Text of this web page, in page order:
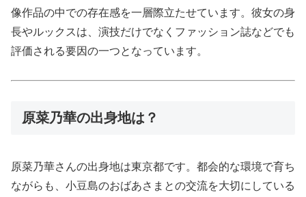
像作品の中での存在感を一層際立たせています。彼女の身
長やルックスは、演技だけでなくファッション誌などでも
評価される要因の一つとなっています。
原菜乃華の出身地は？
原菜乃華さんの出身地は東京都です。都会的な環境で育ち
ながらも、小豆島のおばあさまとの交流を大切にしている